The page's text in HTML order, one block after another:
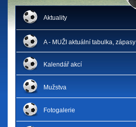
Aktuality
A - MUŽI aktuální tabulka, zápasy
Kalendář akcí
Mužstva
Fotogalerie